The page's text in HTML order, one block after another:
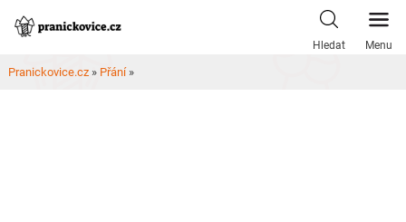
Skip
Hledat Menu
Pranickovice.cz » Přání»